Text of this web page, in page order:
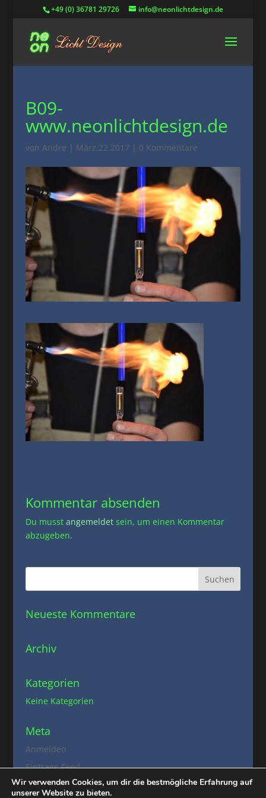
+49 (0) 36781 29726 info@neonlichtdesign.de
B09-
www.neonlichtdesign.de
von Andre | März.22.2017 | 0 Kommentare
Kommentar absenden
Du musst angemeldetsein, um einen Kommentar
abzugeben.
Neueste Kommentare
Archiv
Kategorien
Keine Kategorien
Meta
Anmelden
Eintrags-Feed
Kommentar-Feed
Wir verwenden Cookies, um dir die bestmögliche Erfahrung auf
unserer Website zu bieten.